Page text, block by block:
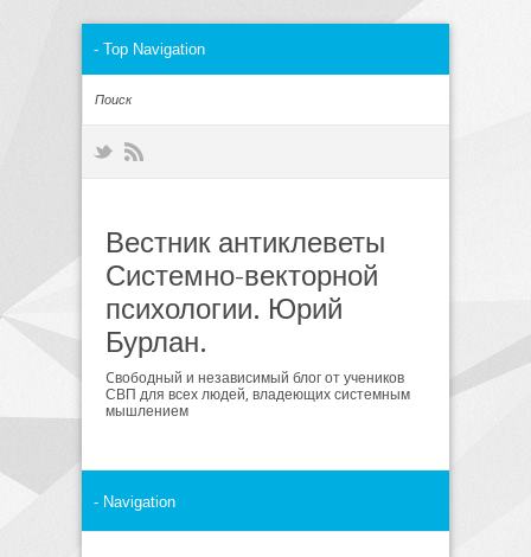
Вестник антиклеветы
Системно-векторной
психологии. Юрий
Бурлан.
Cвободный и независимый блог от учеников
СВП для всех людей, владеющих системным
мышлением